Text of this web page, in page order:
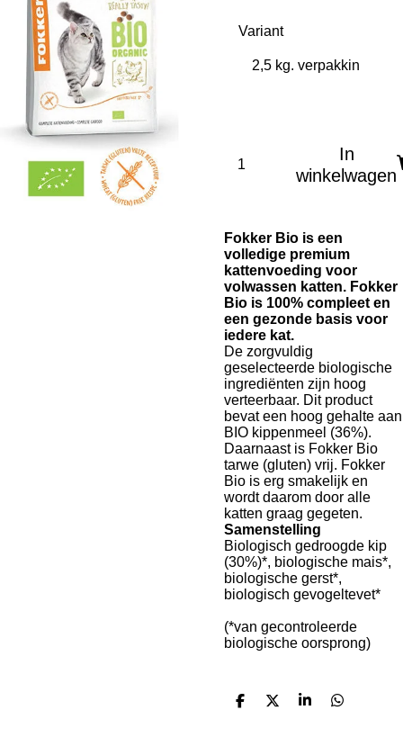
Variant
In
winkelwagen
Fokker Bio is een
volledige premium
kattenvoeding voor
volwassen katten. Fokker
Bio is 100% compleet en
een gezonde basis voor
iedere kat.
De zorgvuldig
geselecteerde biologische
ingrediënten zijn hoog
verteerbaar. Dit product
bevat een hoog gehalte aan
BIO kippenmeel (36%).
Daarnaast is Fokker Bio
tarwe (gluten) vrij. Fokker
Bio is erg smakelijk en
wordt daarom door alle
katten graag gegeten.
Samenstelling
Biologisch gedroogde kip
(30%)*, biologische mais*,
biologische gerst*,
biologisch gevogeltevet*
(*van gecontroleerde
biologische oorsprong)
D
D
S
D